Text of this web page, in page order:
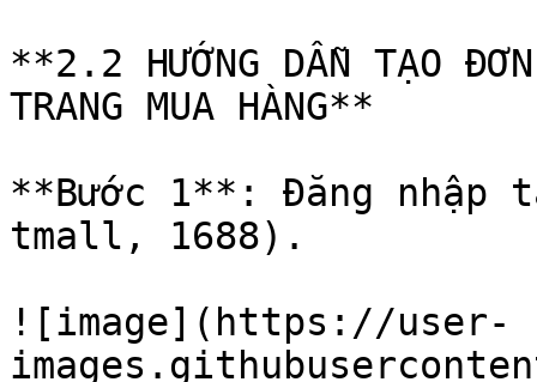
**2.2 HƯỚNG DẪN TẠO
TRANG MUA HÀNG**
**Bước 1**: Đăng nhập
tmall, 1688).
![image](https://user-